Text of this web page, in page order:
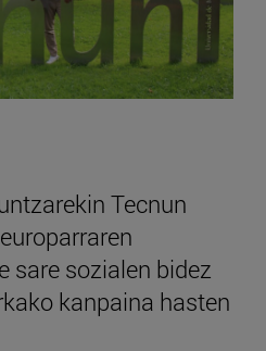
Tecnun
sare sozialen bidez
kanpaina hasten